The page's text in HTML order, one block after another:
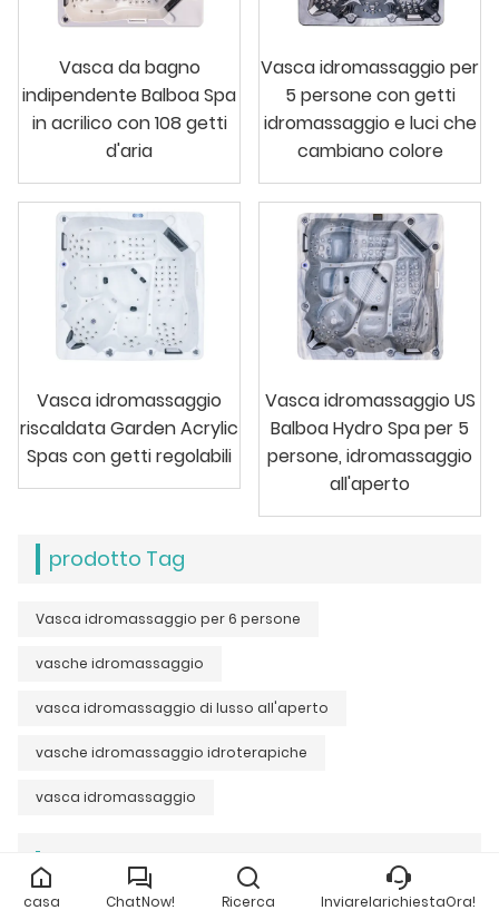
Vasca da bagno
indipendente Balboa Spa
in acrilico con 108 getti
d'aria
Vasca idromassaggio per
5 persone con getti
idromassaggio e luci che
cambiano colore
Vasca idromassaggio
riscaldata Garden Acrylic
Spas con getti regolabili
Vasca idromassaggio US
Balboa Hydro Spa per 5
persone, idromassaggio
all'aperto
prodotto Tag
Vasca idromassaggio per 6 persone
vasche idromassaggio
vasca idromassaggio di lusso all'aperto
vasche idromassaggio idroterapiche
vasca idromassaggio
Ricevi l'ultimo prezzo? Ti risponderemo al più
presto (entro 12 ore)
casa ChatNow! Ricerca InviarelarichiestaOra!